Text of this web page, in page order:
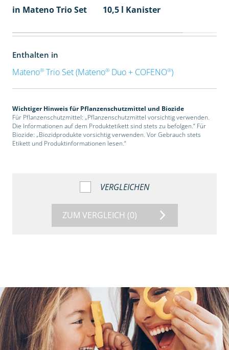
in Mateno Trio Set
10,5 l Kanister
Enthalten in
Mateno®Trio Set (Mateno®Duo + COFENO®)
Wichtiger Hinweis für Pflanzenschutzmittel und Biozide
Für Pflanzenschutzmittel: „Pflanzenschutzmittel vorsichtig verwenden.
Die Informationen auf dem Produktetikett sind stets zu befolgen.“ Für
Biozide: „Biozidprodukte vorsichtig verwenden. Vor Gebrauch stets
Etikett und Produktinformationen lesen.“
VERGLEICHEN
ZUM VERGLEICH (0)